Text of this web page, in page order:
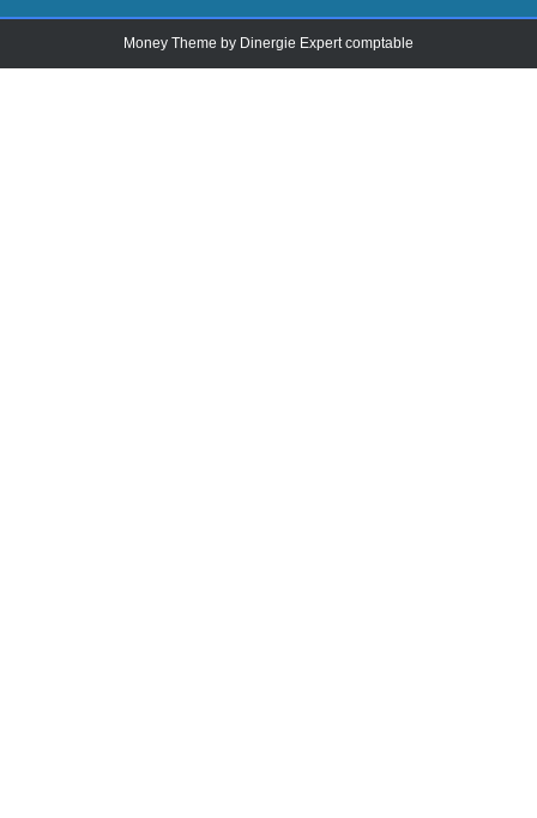
Money Theme by Dinergie Expert comptable